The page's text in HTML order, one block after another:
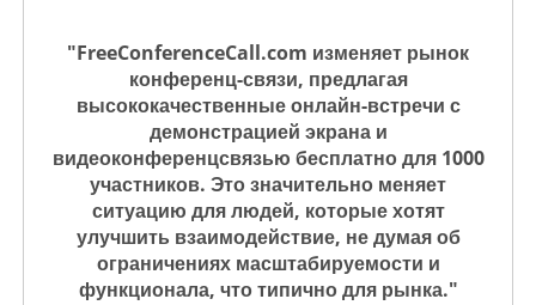
"FreeConferenceCall.com изменяет рынок
конференц-связи, предлагая
высококачественные онлайн-встречи с
демонстрацией экрана и
видеоконференцсвязью бесплатно для 1000
участников. Это значительно меняет
ситуацию для людей, которые хотят
улучшить взаимодействие, не думая об
ограничениях масштабируемости и
функционала, что типично для рынка."